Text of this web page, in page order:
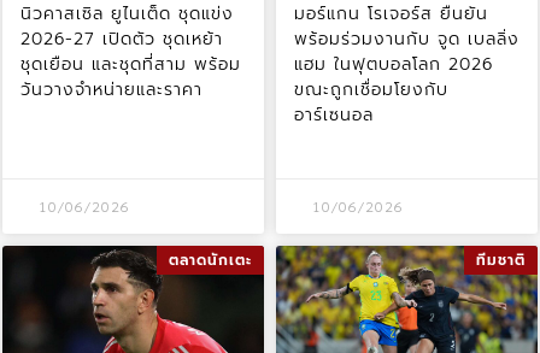
นิวคาสเซิล ยูไนเต็ด ชุดแข่ง
2026-27 เปิดตัว ชุดเหย้า
ชุดเยือน และชุดที่สาม พร้อม
วันวางจำหน่ายและราคา
10/06/2026
มอร์แกน โรเจอร์ส ยืนยัน
พร้อมร่วมงานกับ จูด เบลลิ่ง
แฮม ในฟุตบอลโลก 2026
ขณะถูกเชื่อมโยงกับ
อาร์เซนอล
10/06/2026
ตลาดนักเตะ ทีมชาติ